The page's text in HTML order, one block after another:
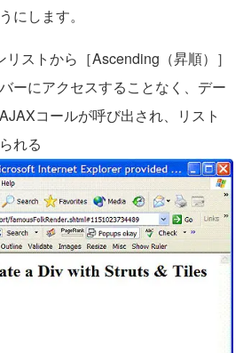
にします。
ストから［Ascending（昇順）］
ーにアクセスすることなく、デー
コールが呼び出され、リスト
れる